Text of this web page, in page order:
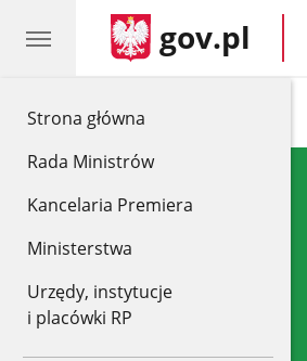
Strona główna
Rada Ministrów
Kancelaria Premiera
Ministerstwa
Urzędy, instytucje
i placówki RP
gov.pl